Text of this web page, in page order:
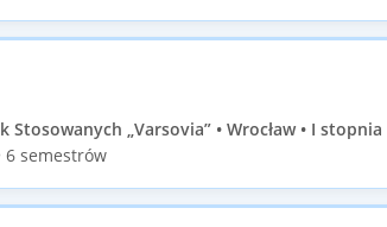
Stosowanych „Varsovia” • Wrocław • I stopnia
semestrów